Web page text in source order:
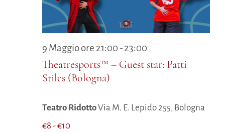
Theatresports™ – Guest star: Patti
Stiles (Bologna)
9 Maggio ore 21:00-23:00
Teatro RidottoVia M. E. Lepido 255, Bologna
€8 - €10